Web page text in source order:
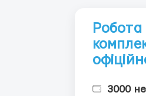
Робота
3000